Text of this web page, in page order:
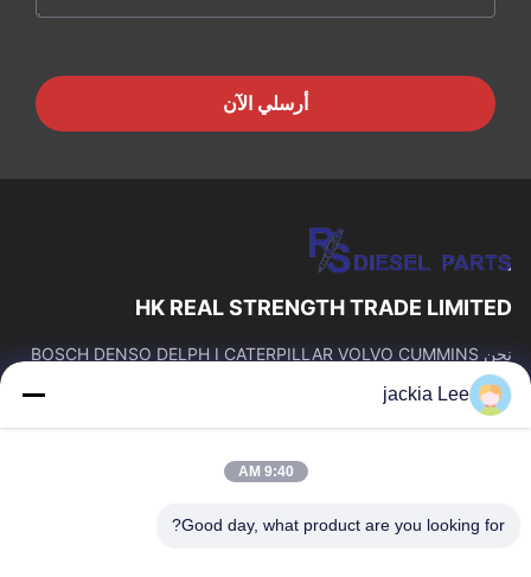
أرسلي الآن
HK REAL STRENGTH TRADE LIMITED
نحن BOSCH DENSO DELPH I CATERPILLAR VOLVO CUMMINS
9523.
روابط سريعة
المنتجات
حولنا
جولة في المصنع
jackia Lee
9:40 AM
Good day, what product are you looking for?